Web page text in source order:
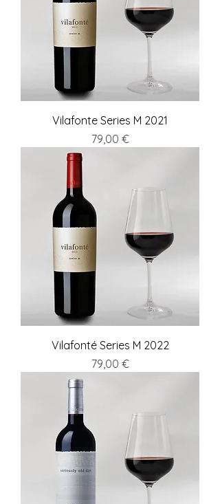
Vilafonte Series M 2021
Preis
79,00 €
Vilafonté Series M 2022
Preis
79,00 €